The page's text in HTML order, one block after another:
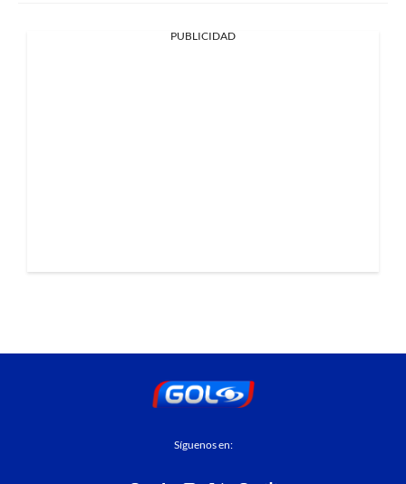
PUBLICIDAD
Síguenos en: